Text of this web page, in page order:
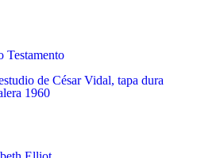
Testamento
de César Vidal, tapa dura
1960